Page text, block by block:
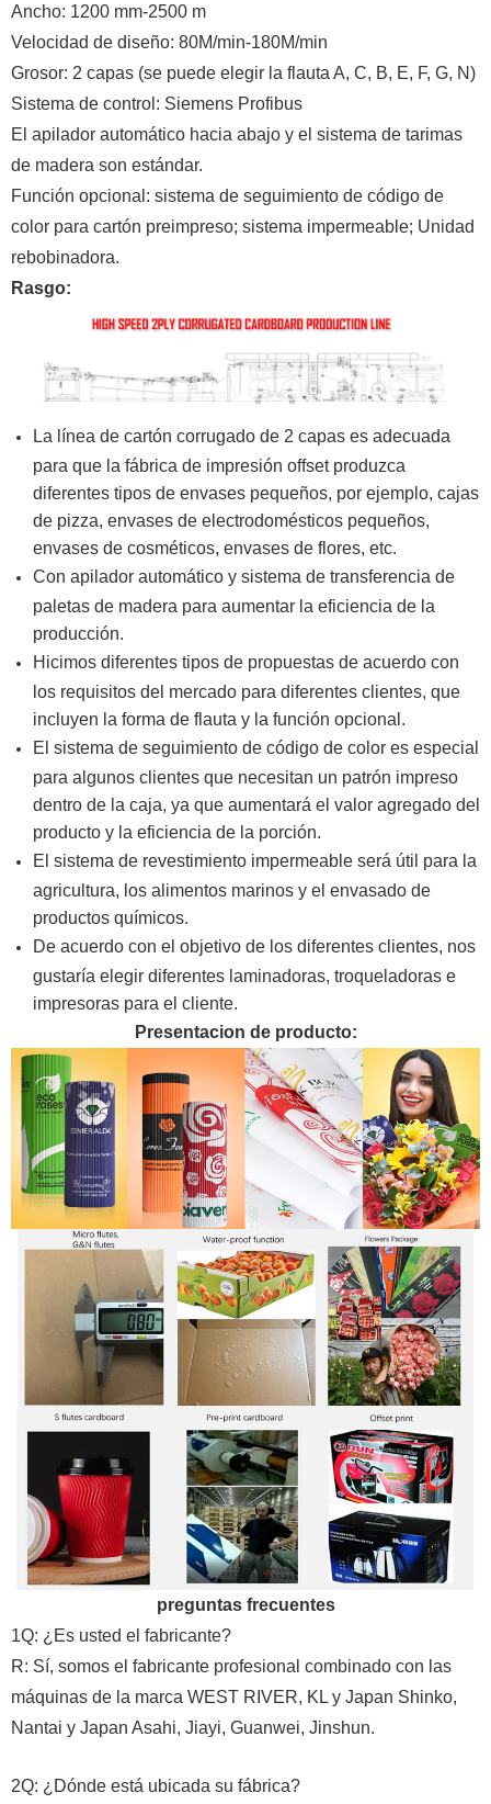
Ancho: 1200 mm-2500 m
Velocidad de diseño: 80M/min-180M/min
Grosor: 2 capas (se puede elegir la flauta A, C, B, E, F, G, N)
Sistema de control: Siemens Profibus
El apilador automático hacia abajo y el sistema de tarimas
de madera son estándar.
Función opcional: sistema de seguimiento de código de
color para cartón preimpreso; sistema impermeable; Unidad
rebobinadora.
Rasgo:
La línea de cartón corrugado de 2 capas es adecuada
para que la fábrica de impresión offset produzca
diferentes tipos de envases pequeños, por ejemplo, cajas
de pizza, envases de electrodomésticos pequeños,
envases de cosméticos, envases de flores, etc.
Con apilador automático y sistema de transferencia de
paletas de madera para aumentar la eficiencia de la
producción.
Hicimos diferentes tipos de propuestas de acuerdo con
los requisitos del mercado para diferentes clientes, que
incluyen la forma de flauta y la función opcional.
El sistema de seguimiento de código de color es especial
para algunos clientes que necesitan un patrón impreso
dentro de la caja, ya que aumentará el valor agregado del
producto y la eficiencia de la porción.
El sistema de revestimiento impermeable será útil para la
agricultura, los alimentos marinos y el envasado de
productos químicos.
De acuerdo con el objetivo de los diferentes clientes, nos
gustaría elegir diferentes laminadoras, troqueladoras e
impresoras para el cliente.
Presentacion de producto:
preguntas frecuentes
1Q: ¿Es usted el fabricante?
R: Sí, somos el fabricante profesional combinado con las
máquinas de la marca WEST RIVER, KL y Japan Shinko,
Nantai y Japan Asahi, Jiayi, Guanwei, Jinshun.
2Q: ¿Dónde está ubicada su fábrica?